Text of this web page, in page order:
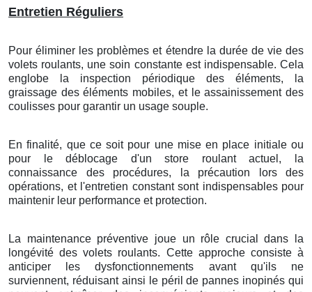
Entretien Réguliers
Pour éliminer les problèmes et étendre la durée de vie des
volets roulants, une soin constante est indispensable. Cela
englobe la inspection périodique des éléments, la
graissage des éléments mobiles, et le assainissement des
coulisses pour garantir un usage souple.
En finalité, que ce soit pour une mise en place initiale ou
pour le déblocage d'un store roulant actuel, la
connaissance des procédures, la précaution lors des
opérations, et l'entretien constant sont indispensables pour
maintenir leur performance et protection.
La maintenance préventive joue un rôle crucial dans la
longévité des volets roulants. Cette approche consiste à
anticiper les dysfonctionnements avant qu'ils ne
surviennent, réduisant ainsi le péril de pannes inopinés qui